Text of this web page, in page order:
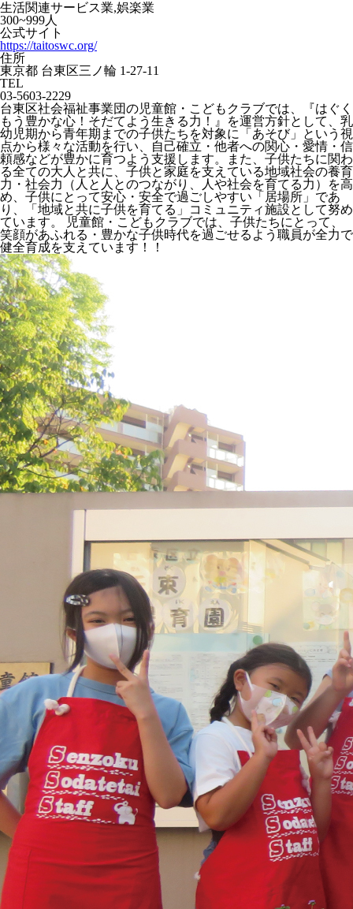
生活関連サービス業,娯楽業
300~999人
公式サイト
https://taitoswc.org/
住所
東京都 台東区三ノ輪 1-27-11
TEL
03-5603-2229
台東区社会福祉事業団の児童館・こどもクラブでは、『はぐく
もう豊かな心！そだてよう生きる力！』を運営方針として、乳
幼児期から青年期までの子供たちを対象に「あそび」という視
点から様々な活動を行い、自己確立・他者への関心・愛情・信
頼感などが豊かに育つよう支援します。また、子供たちに関わ
る全ての大人と共に、子供と家庭を支えている地域社会の養育
力・社会力（人と人とのつながり、人や社会を育てる力）を高
め、子供にとって安心・安全で過ごしやすい「居場所」であ
り、「地域と共に子供を育てる」コミュニティ施設として努め
ています。 児童館・こどもクラブでは、子供たちにとって、
笑顔があふれる・豊かな子供時代を過ごせるよう職員が全力で
健全育成を支えています！！